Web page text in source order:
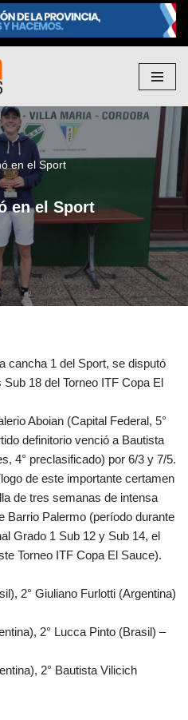
en el Sport
en el Sport
cancha 1 del Sport, se disputó
18 del Torneo ITF Copa El
Aboian (Capital Federal, 5°
definitorio venció a Bautista
4° preclasificado) por 6/3 y 7/5.
de este importante certamen
de tres semanas de intensa
Barrio Palermo (período durante
Grado 1 Sub 12 y Sub 14, el
Torneo ITF Copa El Sauce).
2° Giuliano Furlotti (Argentina)
2° Lucca Pinto (Brasil) –
2° Bautista Vilicich